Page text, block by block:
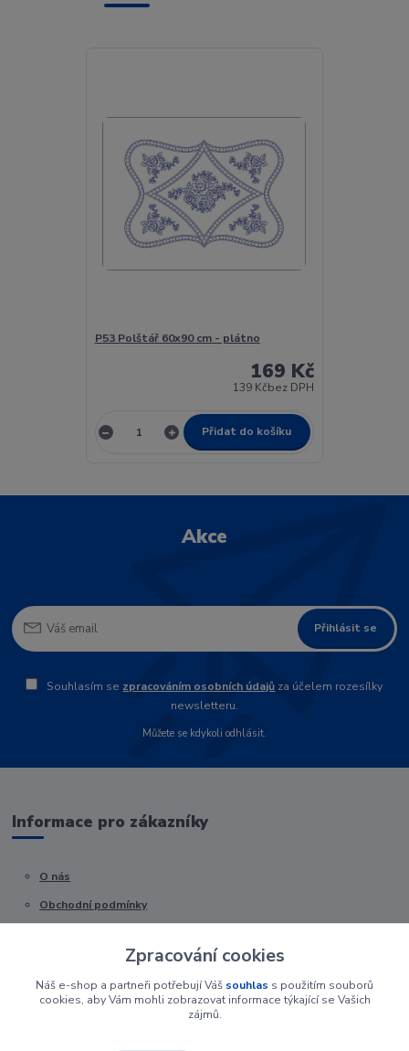
P53 Polštář 60x90 cm - plátno
169 Kč
139 Kčbez DPH
Přidat do košíku
Akce
Přihlásit se
Souhlasím se zpracováním osobních údajů za účelem rozesílky
newsletteru.
Můžete se kdykoli odhlásit.
Informace pro zákazníky
O nás
Obchodní podmínky
Zpracování cookies
Náš e-shop a partneři potřebují Váš souhlas s použitím souborů
cookies, aby Vám mohli zobrazovat informace týkající se Vašich
zájmů.